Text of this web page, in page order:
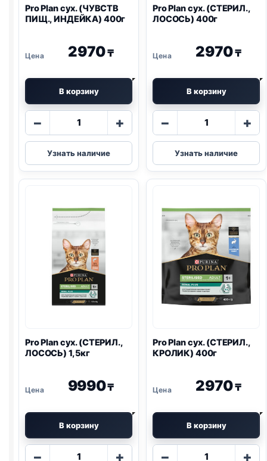
Pro Planсух. (ЧУВСТВ
ПИЩ., ИНДЕЙКА) 400г
2970₸
В корзину
−
Количество
Pro
Plan
сух.
ИНДЕЙКА)
+
Узнать наличие
Pro Planсух. (СТЕРИЛ.,
ЛОСОСЬ) 400г
2970₸
В корзину
−
Количество
Pro
Plan
сух.
400г
+
Узнать наличие
Pro Planсух. (СТЕРИЛ.,
ЛОСОСЬ) 1,5кг
9990₸
В корзину
−
Количество
+
Pro Planсух. (СТЕРИЛ.,
КРОЛИК) 400г
2970₸
В корзину
−
Количество
+